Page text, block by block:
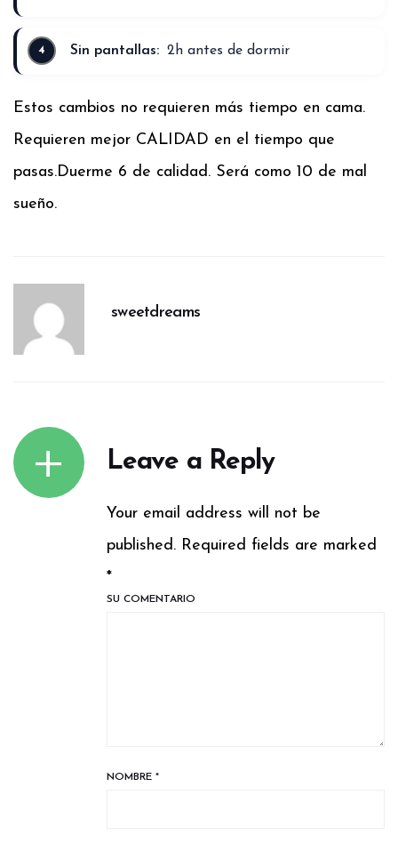
Sin pantallas: 2h antes de dormir
Estos cambios no requieren más tiempo en cama.
Requieren mejor CALIDAD en el tiempo que
pasas.Duerme 6 de calidad. Será como 10 de mal
sueño.
sweetdreams
Leave a Reply
Your email address will not be
published. Required fields are marked
*
SU COMENTARIO
NOMBRE *